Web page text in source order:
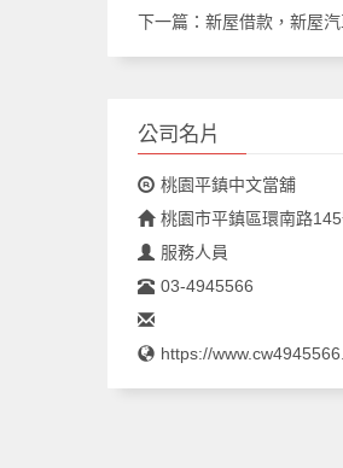
下一篇： 新屋借款，新屋
公司名片
桃園平鎮中文當舖
桃園市平鎮區環南路
服務人員
03-4945566
https://